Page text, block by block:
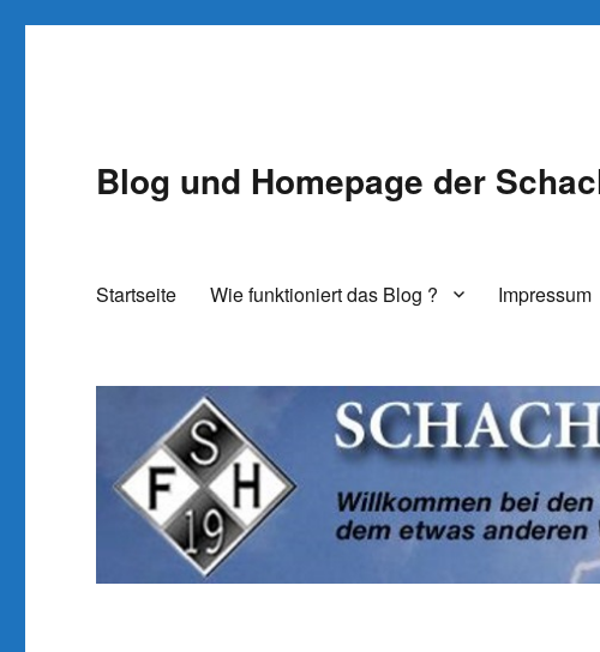
Blog und Homepage der
Startseite Wie funktioniert das Blog ? Impressum